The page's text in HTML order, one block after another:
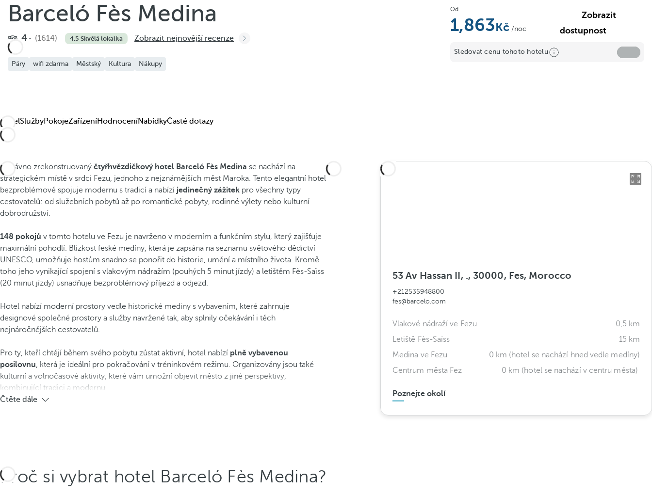
Od
1,863 /noc
Zobrazit
dostupnost
Sledovat cenu tohoto hotelu
Barceló Fès Medina
4 (1614) 4.5·Skvělá lokalita Zobrazit nejnovější recenze
Páry wifi zdarma Městský Kultura Nákupy
HotelSlužbyPokojeZařízeníHodnoceníNabídkyČasté dotazy
Nedávno zrekonstruovaný čtyřhvězdičkový hotel Barceló Fès Medina se nachází na
strategickém místě v srdci Fezu, jednoho z nejznámějších měst Maroka. Tento elegantní hotel
bezproblémově spojuje modernu s tradicí a nabízí jedinečný zážitek pro všechny typy
cestovatelů: od služebních pobytů až po romantické pobyty, rodinné výlety nebo kulturní
dobrodružství.
148 pokojů v tomto hotelu ve Fezu je navrženo v moderním a funkčním stylu, který zajišťuje
maximální pohodlí. Blízkost feské medíny, která je zapsána na seznamu světového dědictví
UNESCO, umožňuje hostům snadno se ponořit do historie, umění a místního života. Kromě
toho jeho vynikající spojení s vlakovým nádražím (pouhých 5 minut jízdy) a letištěm Fès-Saïss
(20 minut jízdy) usnadňuje bezproblémový příjezd a odjezd.
Hotel nabízí moderní prostory vedle historické mediny s vybavením, které zahrnuje
designové společné prostory a služby navržené tak, aby splnily očekávání i těch
nejnáročnějších cestovatelů.
Pro ty, kteří chtějí během svého pobytu zůstat aktivní, hotel nabízí plně vybavenou
posilovnu, která je ideální pro pokračování v tréninkovém režimu. Organizovány jsou také
kulturní a volnočasové aktivity, které vám umožní objevit město z jiné perspektivy,
kombinující tradici a modernu.
Čtěte dále
53 Av Hassan II, ., 30000, Fes, Morocco
+212535948800
fes@barcelo.com
Vlakové nádraží ve Fezu
0,5 km
Letiště Fès-Saïss
15 km
Medina ve Fezu
0 km (hotel se nachází hned vedle medíny)
Centrum města Fez
0 km (hotel se nachází v centru města)
Poznejte okolí
Proč si vybrat hotel Barceló Fès Medina?